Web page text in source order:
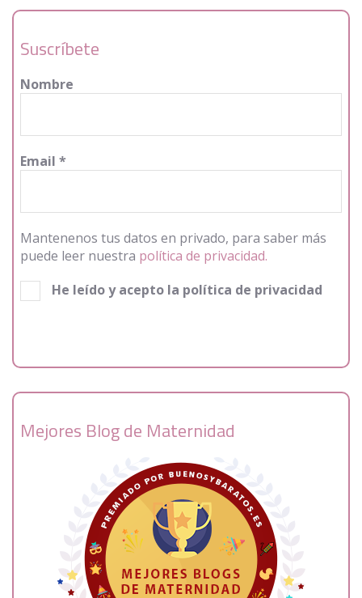
Suscríbete
Nombre
Email *
Mantenenos tus datos en privado, para saber más
puede leer nuestra política de privacidad.
He leído y acepto la política de privacidad
Mejores Blog de Maternidad